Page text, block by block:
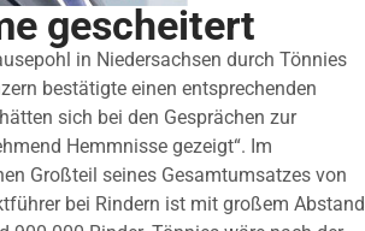
gescheitert
in Niedersachsen durch Tönnies
bestätigte einen entsprechenden
sich bei den Gesprächen zur
Hemmnisse gezeigt“. Im
Großteil seines Gesamtumsatzes von
bei Rindern ist mit großem Abstand